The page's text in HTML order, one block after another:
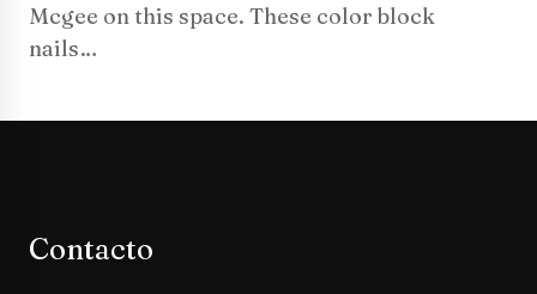
Mcgee on this space. These color block
nails…
Contacto